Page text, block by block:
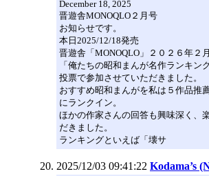
December 18, 2025
晋遊舎MONOQLO２月号
お知らせです。
本日2025/12/18発売
晋遊舎「MONOQLO」２０２６年２
「俺たちの昭和まんが名作ランキン
投票で参加させていただきました。
おすすめ昭和まんがを私は５作品推
にランクイン。
ほかの作家さんの回答も興味深く、
だきました。
ランキングといえば「壊サ
2025/12/03 09:41:22 Kodama’s